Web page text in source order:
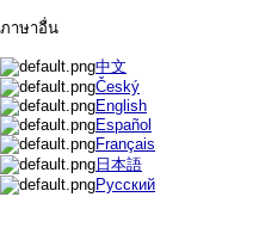
ภาษาอื่น
中文
Český
English
Español
Français
日本語
Русский